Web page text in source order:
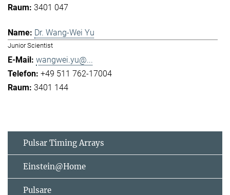
3401 047
Dr. Wang-Wei Yu
Junior Scientist
wangwei.yu@...
+49 511 762-17004
3401 144
Pulsar Timing Arrays
Einstein@Home
Pulsare